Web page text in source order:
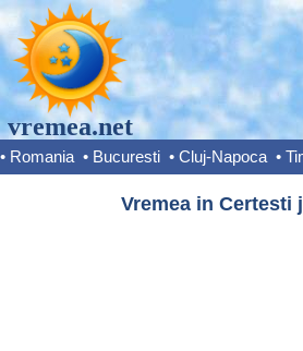
vremea.net
• Romania • Bucuresti • Cluj-Napoca •
Vremea in Certesti